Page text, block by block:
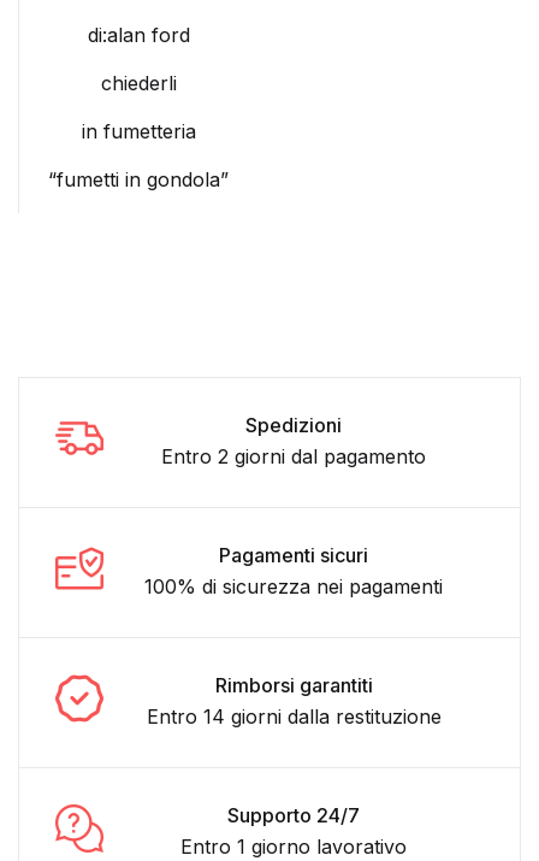
di:alan ford
chiederli
in fumetteria
“fumetti in gondola”
Spedizioni
Entro 2 giorni dal pagamento
Pagamenti sicuri
100% di sicurezza nei pagamenti
Rimborsi garantiti
Entro 14 giorni dalla restituzione
Supporto 24/7
Entro 1 giorno lavorativo